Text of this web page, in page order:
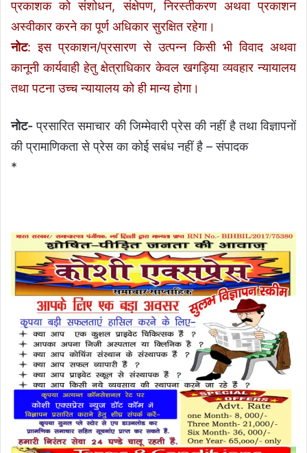
प्रकाशक को संशोधन, संक्षेपण, निरस्तीकरण अथवा प्रकाशन
अस्वीकार करने का पूर्ण अधिकार सुरक्षित रहेगा।
नोट: इस प्रकाशन/प्रसारण से उत्पन्न किसी भी विवाद अथवा
कानूनी कार्यवाही हेतु क्षेत्राधिकार केवल खगड़िया व्यवहार न्यायालय
तथा पटना उच्च न्यायालय को ही मान्य होगा।
नोट-प्रसारित समाचार की जिम्मेवारी प्रेस की नहीं है तथा विज्ञापनों
की प्रामाणिकता से प्रेस का कोई सबंध नहीं है – संपादक
*